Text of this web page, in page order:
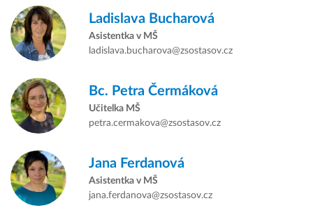
Ladislava Bucharová
Asistentka v MŠ
ladislava.bucharova@zsostasov.cz
Bc. Petra Čermáková
Učitelka MŠ
petra.cermakova@zsostasov.cz
Jana Ferdanová
Asistentka v MŠ
jana.ferdanova@zsostasov.cz